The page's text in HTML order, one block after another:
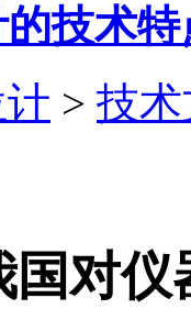
技术
> 技
对